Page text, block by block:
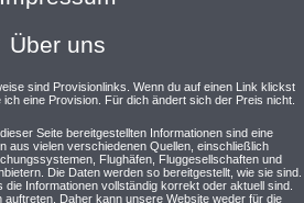
Über uns
sind Provisionlinks. Wenn du auf einen Link klickst
eine Provision. Für dich ändert sich der Preis nicht.
Seite bereitgestellten Informationen sind eine
aus vielen verschiedenen Quellen, einschließlich
Flughäfen, Fluggesellschaften und
Die Daten werden so bereitgestellt, wie sie sind.
die Informationen vollständig korrekt oder aktuell sind.
auftreten. Daher kann unsere Website weder für die